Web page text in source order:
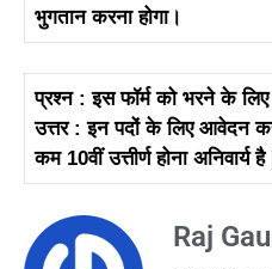
भुगतान करना होगा।
प्रश्न : इस फॉर्म को भरने के लिए
उत्तर : इन पदों के लिए
कम 10वीं उत्तीर्ण होना अनिवार्य है
Raj